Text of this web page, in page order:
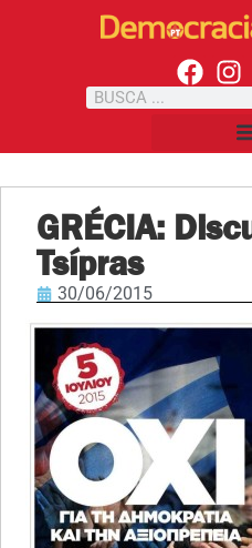
GRÉCIA:
Tsípras
30/06/2015